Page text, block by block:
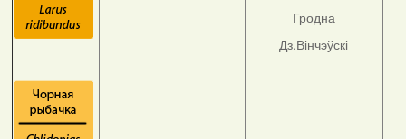
Гродна
Дз.Вінчэўскі